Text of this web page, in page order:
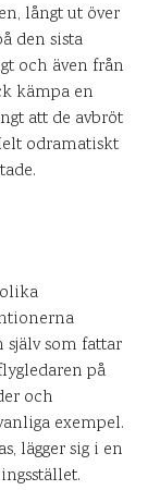
långt ut över
den sista
och även från
kämpa en
att de avbröt
odramatiskt
som fattar
på
och
exempel.
lägger sig i en